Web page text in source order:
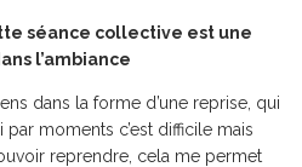
séance collective est une
l’ambiance
dans la forme d’une reprise, qui
moments c’est difficile mais
reprendre, cela me permet